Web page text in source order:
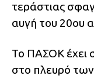
τεράστιας
αυγή του 20ου
Το ΠΑΣΟΚ έχει
στο πλευρό